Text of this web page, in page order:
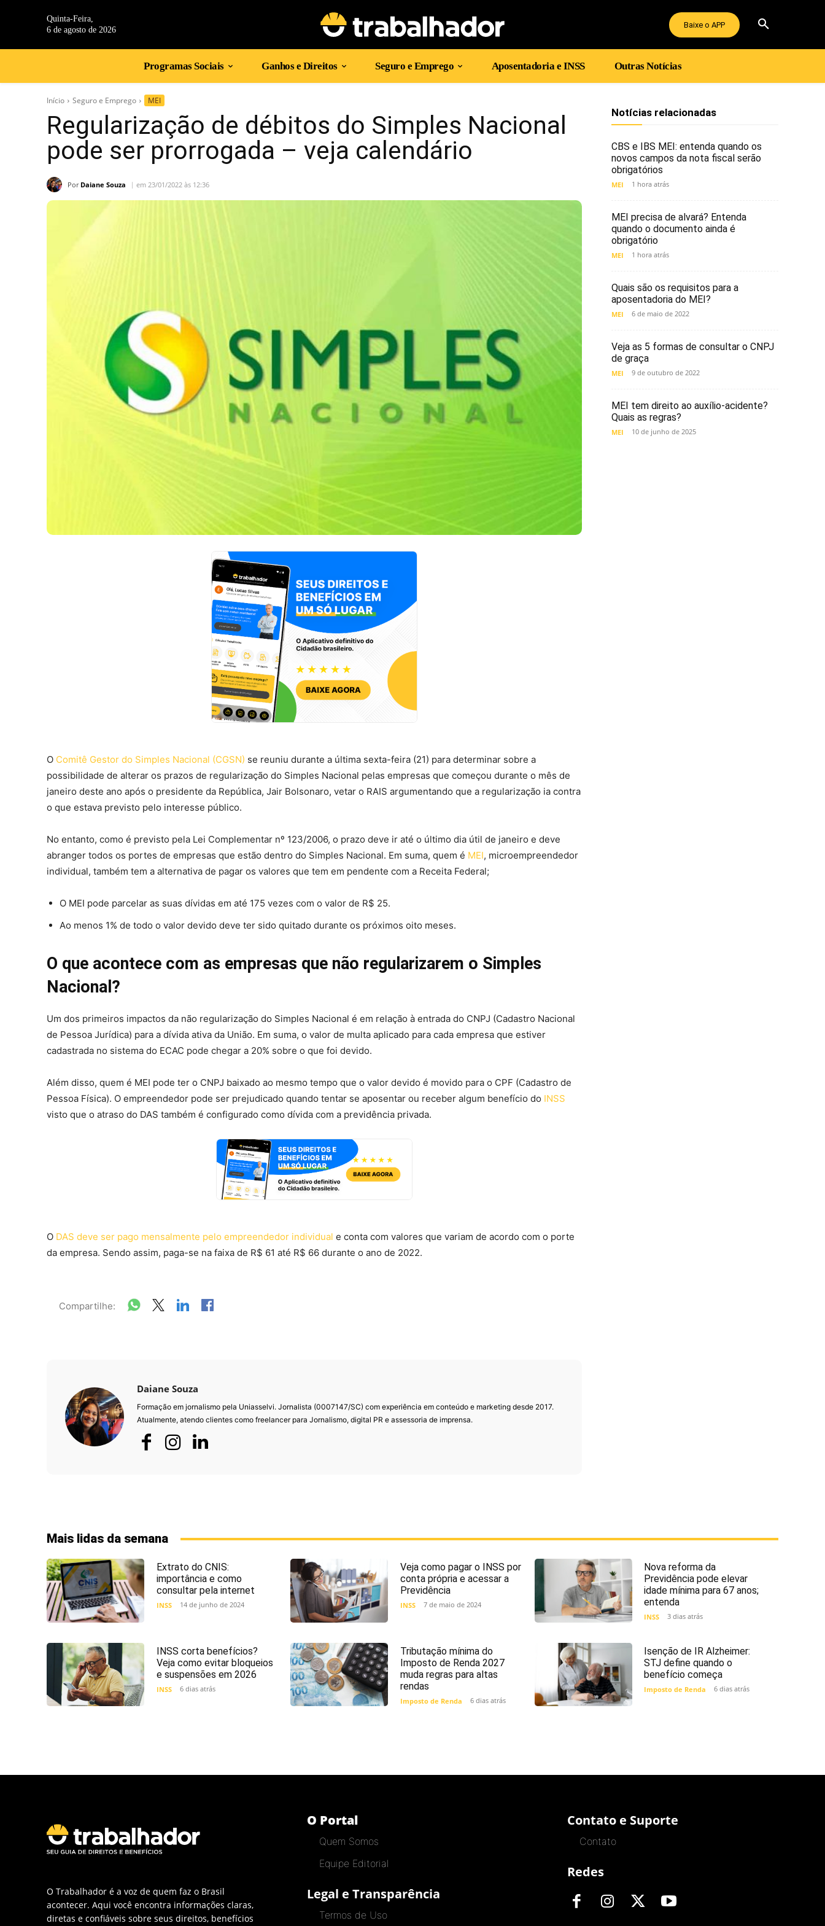
Quinta-Feira,
6 de agosto de 2026
Baixe o APP
Programas Sociais Ganhos e Direitos Seguro e Emprego Aposentadoria e INSS Outras Notícias
Início Seguro e Emprego MEI
Regularização de débitos do Simples Nacional
pode ser prorrogada – veja calendário
Por Daiane Souza em 23/01/2022 às 12:36
O Comitê Gestor do Simples Nacional (CGSN) se reuniu durante a última sexta-feira (21) para determinar sobre a
possibilidade de alterar os prazos de regularização do Simples Nacional pelas empresas que começou durante o mês de
janeiro deste ano após o presidente da República, Jair Bolsonaro, vetar o RAIS argumentando que a regularização ia contra
o que estava previsto pelo interesse público.
No entanto, como é previsto pela Lei Complementar nº 123/2006, o prazo deve ir até o último dia útil de janeiro e deve
abranger todos os portes de empresas que estão dentro do Simples Nacional. Em suma, quem é MEI, microempreendedor
individual, também tem a alternativa de pagar os valores que tem em pendente com a Receita Federal;
O MEI pode parcelar as suas dívidas em até 175 vezes com o valor de R$ 25.
Ao menos 1% de todo o valor devido deve ter sido quitado durante os próximos oito meses.
O que acontece com as empresas que não regularizarem o Simples
Nacional?
Um dos primeiros impactos da não regularização do Simples Nacional é em relação à entrada do CNPJ (Cadastro Nacional
de Pessoa Jurídica) para a dívida ativa da União. Em suma, o valor de multa aplicado para cada empresa que estiver
cadastrada no sistema do ECAC pode chegar a 20% sobre o que foi devido.
Além disso, quem é MEI pode ter o CNPJ baixado ao mesmo tempo que o valor devido é movido para o CPF (Cadastro de
Pessoa Física). O empreendedor pode ser prejudicado quando tentar se aposentar ou receber algum benefício do INSS
visto que o atraso do DAS também é configurado como dívida com a previdência privada.
O DAS deve ser pago mensalmente pelo empreendedor individual e conta com valores que variam de acordo com o porte
da empresa. Sendo assim, paga-se na faixa de R$ 61 até R$ 66 durante o ano de 2022.
Compartilhe:
Daiane Souza
Formação em jornalismo pela Uniasselvi. Jornalista (0007147/SC) com experiência em conteúdo e marketing desde 2017.
Atualmente, atendo clientes como freelancer para Jornalismo, digital PR e assessoria de imprensa.
Notícias relacionadas
CBS e IBS MEI: entenda quando os
novos campos da nota fiscal serão
obrigatórios
MEI 1 hora atrás
MEI precisa de alvará? Entenda
quando o documento ainda é
obrigatório
MEI 1 hora atrás
Quais são os requisitos para a
aposentadoria do MEI?
MEI 6 de maio de 2022
Veja as 5 formas de consultar o CNPJ
de graça
MEI 9 de outubro de 2022
MEI tem direito ao auxílio-acidente?
Quais as regras?
MEI 10 de junho de 2025
Mais lidas da semana
Extrato do CNIS:
importância e como
consultar pela internet
INSS 14 de junho de 2024
Veja como pagar o INSS por
conta própria e acessar a
Previdência
INSS 7 de maio de 2024
Nova reforma da
Previdência pode elevar
idade mínima para 67 anos;
entenda
INSS 3 dias atrás
INSS corta benefícios?
Veja como evitar bloqueios
e suspensões em 2026
INSS 6 dias atrás
Tributação mínima do
Imposto de Renda 2027
muda regras para altas
rendas
Imposto de Renda 6 dias atrás
Isenção de IR Alzheimer:
STJ define quando o
benefício começa
Imposto de Renda 6 dias atrás
O Trabalhador é a voz de quem faz o Brasil
acontecer. Aqui você encontra informações claras,
diretas e confiáveis sobre seus direitos, benefícios
O Portal
Quem Somos
Equipe Editorial
Legal e Transparência
Termos de Uso
Contato e Suporte
Contato
Redes